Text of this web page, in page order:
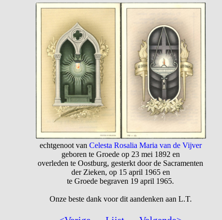
echtgenoot van Celesta Rosalia Maria van de Vijver
geboren te Groede op 23 mei 1892 en
overleden te Oostburg, gesterkt door de Sacramenten
der Zieken, op 15 april 1965 en
te Groede begraven 19 april 1965.
Onze beste dank voor dit aandenken aan L.T.